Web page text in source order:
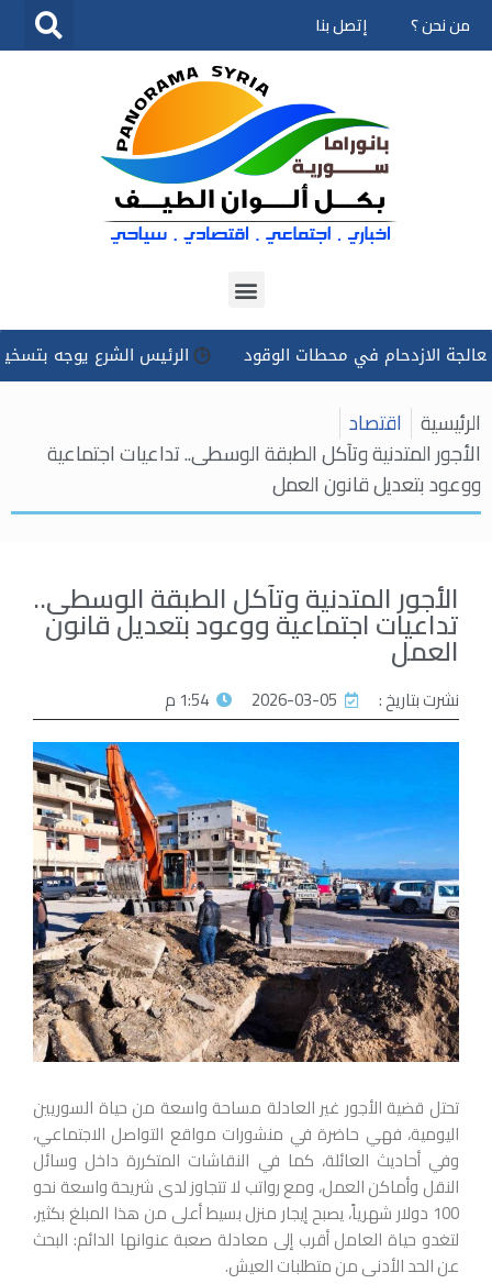
تخطى
من نحن ؟ إتصل بنا
في محطات الوقود الرئيس الشرع يوجه بتسخير كل
الرئيسية اقتصاد
الأجور المتدنية وتآكل الطبقة الوسطى.. تداعيات اجتماعية
ووعود بتعديل قانون العمل
الأجور المتدنية وتآكل الطبقة الوسطى..
تداعيات اجتماعية ووعود بتعديل قانون
العمل
نشرت بتاريخ : 2026-03-05 1:54 م
تحتل قضية الأجور غير العادلة مساحة واسعة من حياة السوريين
اليومية، فهي حاضرة في منشورات مواقع التواصل الاجتماعي،
وفي أحاديث العائلة، كما في النقاشات المتكررة داخل وسائل
النقل وأماكن العمل، ومع رواتب لا تتجاوز لدى شريحة واسعة نحو
100 دولار شهرياً، يصبح إيجار منزل بسيط أعلى من هذا المبلغ بكثير،
لتغدو حياة العامل أقرب إلى معادلة صعبة عنوانها الدائم: البحث
عن الحد الأدنى من متطلبات العيش.